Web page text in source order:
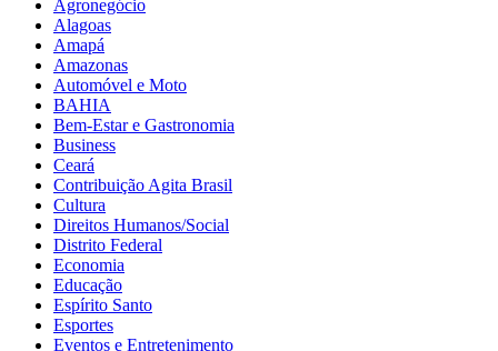
Agronegócio
Alagoas
Amapá
Amazonas
Automóvel e Moto
BAHIA
Bem-Estar e Gastronomia
Business
Ceará
Contribuição Agita Brasil
Cultura
Direitos Humanos/Social
Distrito Federal
Economia
Educação
Espírito Santo
Esportes
Eventos e Entretenimento